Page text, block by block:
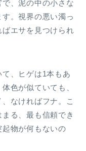
、泥の中の小さな
。視界の悪い濁っ
エサを見つけられ
、ヒゲは1本もあ
色が似ていても、
なければフナ。こ
る、最も信頼でき
物が何もないの